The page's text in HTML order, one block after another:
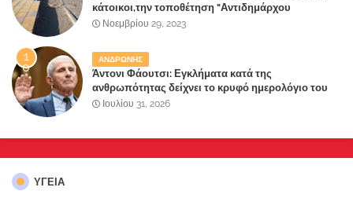
κάτοικοι,την τοποθέτηση "Αντιδημάρχου
Παραλιακής Ζώνης" στο Δήμο Μάνδρας-Ειδυλλίας!
Νοεμβρίου 29, 2023
ΑΝΔΡΩΝΗΣ
Άντονι Φάουτσι: Εγκλήματα κατά της
ανθρωπότητας δείχνει το κρυφό ημερολόγιο του
«αγίου» της πανδημίας!
Ιουλίου 31, 2026
ΥΓΕΙΑ